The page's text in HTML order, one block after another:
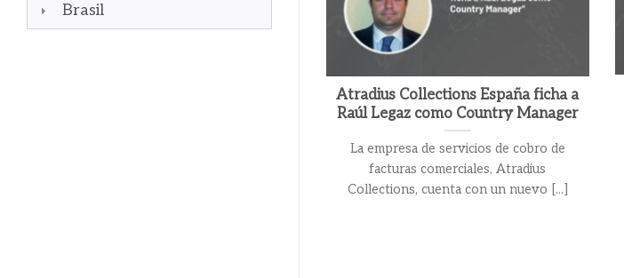
Brasil
Atradius Collections España ficha a
Raúl Legaz como Country Manager
La empresa de servicios de cobro de
facturas comerciales, Atradius
Collections, cuenta con un nuevo [...]